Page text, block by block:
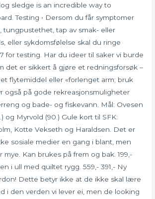
sledge is an incredible way to
Testing • Dersom du får symptomer
tungpustethet, tap av smak- eller
eller sykdomsfølelse skal du ringe
for testing. Har du ideer til saker vi burde
det er sikkert å gjøre et redningsforsøk –
flytemiddel eller «forlenget arm; bruk
også på gode rekreasjonsmuligheter
og bade- og fiskevann. Mål: Ovesen
og Myrvold (90.) Gule kort til SFK:
Kotte Vekseth og Haraldsen. Det er
sosiale medier en gang i blant, men
mye. Kan brukes på frem og bak. 199,-
i ull med quiltet rygg. 559,- 391,- Ny
Dette betyr ikke at de ikke skal lære
i den verden vi lever ei, men de looking